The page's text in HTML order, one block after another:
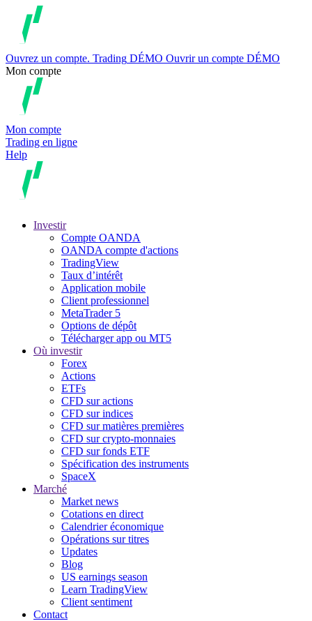
Ouvrez un compte. Trading DÉMO Ouvrir un compte DÉMO
Mon compte
Mon compte
Trading en ligne
Help
Investir
Compte OANDA
OANDA compte d'actions
TradingView
Taux d’intérêt
Application mobile
Client professionnel
MetaTrader 5
Options de dépôt
Télécharger app ou MT5
Où investir
Forex
Actions
ETFs
CFD sur actions
CFD sur indices
CFD sur matières premières
CFD sur crypto-monnaies
CFD sur fonds ETF
Spécification des instruments
SpaceX
Marché
Market news
Cotations en direct
Calendrier économique
Opérations sur titres
Updates
Blog
US earnings season
Learn TradingView
Client sentiment
Contact